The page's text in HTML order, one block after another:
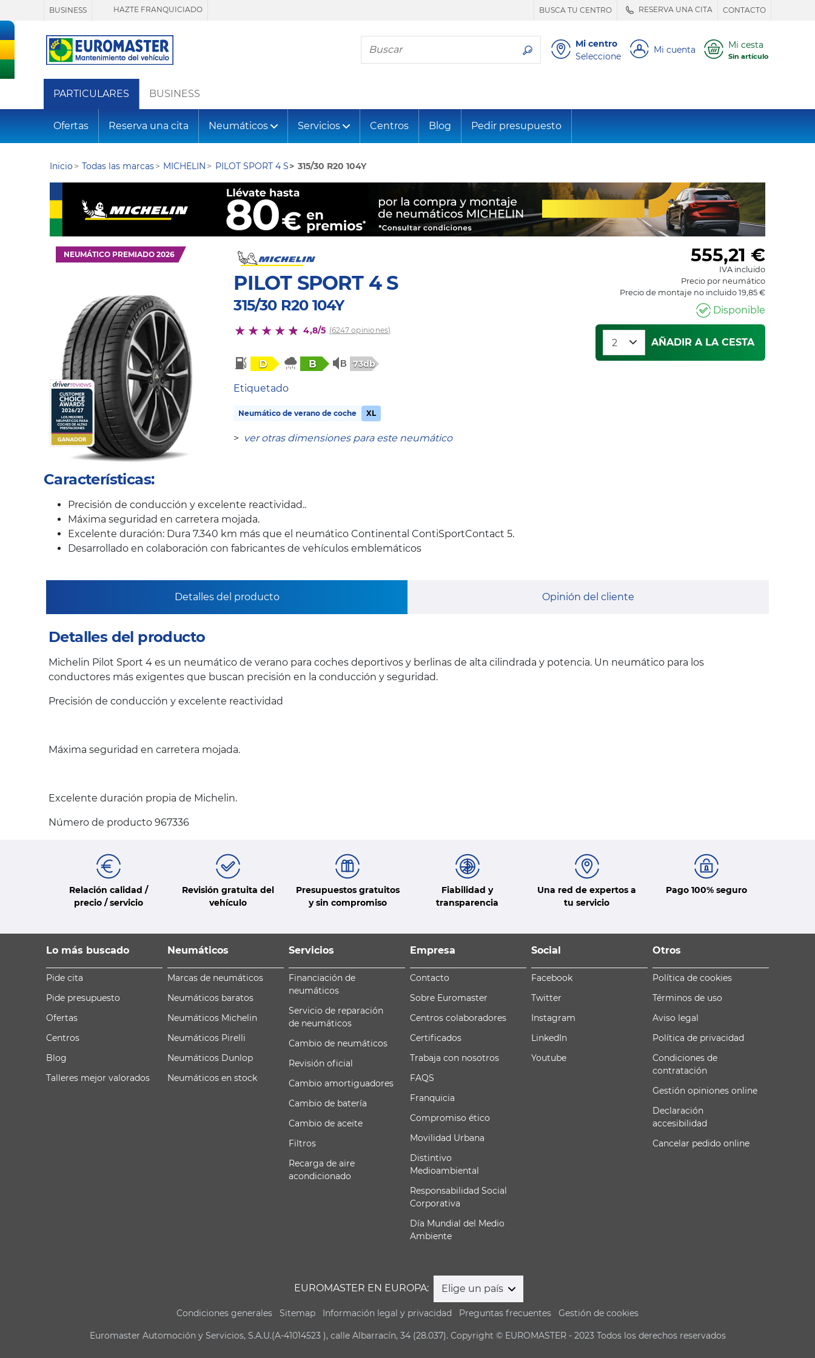
BUSINESS HAZTE FRANQUICIADO BUSCA TU CENTRO RESERVA UNA CITA CONTACTO
Busca tu neumático
Mi centro
Seleccione
Mi cuenta Mi cesta
Sin artículo
PARTICULARES BUSINESS
Ofertas Reserva una cita Neumáticos Servicios Centros Blog Pedir presupuesto
Inicio Todas las marcas MICHELIN PILOT SPORT 4 S 315/30 R20 104Y
NEUMÁTICO PREMIADO 2026
PILOT SPORT 4 S
315/30 R20 104Y
4,8/5 (6247 opiniones)
D B 73db
Etiquetado
Neumático de verano de coche XL
> ver otras dimensiones para este neumático
555,21 €
IVA incluido
Precio por neumático
Precio de montaje no incluido 19,85 €
Disponible
AÑADIR A LA CESTA
Características:
Precisión de conducción y excelente reactividad..
Máxima seguridad en carretera mojada.
Excelente duración: Dura 7.340 km más que el neumático Continental ContiSportContact 5.
Desarrollado en colaboración con fabricantes de vehículos emblemáticos
Detalles del producto Opinión del cliente
Detalles del producto
Michelin Pilot Sport 4 es un neumático de verano para coches deportivos y berlinas de alta cilindrada y potencia. Un neumático para los
conductores más exigentes que buscan precisión en la conducción y seguridad.
Precisión de conducción y excelente reactividad
Máxima seguridad en carretera mojada.
Excelente duración propia de Michelin.
Número de producto 967336
Relación calidad /
precio / servicio
Revisión gratuita del
vehículo
Presupuestos gratuitos
y sin compromiso
Fiabilidad y
transparencia
Una red de expertos a
tu servicio
Pago 100% seguro
Lo más buscado
Pide cita
Pide presupuesto
Ofertas
Centros
Blog
Talleres mejor valorados
Neumáticos
Marcas de neumáticos
Neumáticos baratos
Neumáticos Michelin
Neumáticos Pirelli
Neumáticos Dunlop
Neumáticos en stock
Servicios
Financiación de
neumáticos
Servicio de reparación
de neumáticos
Cambio de neumáticos
Revisión oficial
Cambio amortiguadores
Cambio de batería
Cambio de aceite
Filtros
Recarga de aire
acondicionado
Empresa
Contacto
Sobre Euromaster
Centros colaboradores
Certificados
Trabaja con nosotros
FAQS
Franquicia
Compromiso ético
Movilidad Urbana
Distintivo
Medioambiental
Responsabilidad Social
Corporativa
Día Mundial del Medio
Ambiente
Social
Facebook
Twitter
Instagram
LinkedIn
Youtube
Otros
Política de cookies
Términos de uso
Aviso legal
Política de privacidad
Condiciones de
contratación
Gestión opiniones online
Declaración
accesibilidad
Cancelar pedido online
EUROMASTER EN EUROPA: Elige un país
Condiciones generales Sitemap Información legal y privacidad Preguntas frecuentes Gestión de cookies
Euromaster Automoción y Servicios, S.A.U.(A-41014523 ), calle Albarracín, 34 (28.037). Copyright © EUROMASTER - 2023 Todos los derechos reservados